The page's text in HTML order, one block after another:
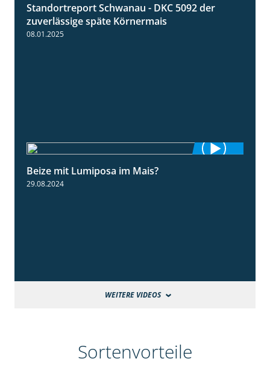
1:18
Standortreport Schwanau - DKC 5092 der
zuverlässige späte Körnermais
08.01.2025
Beize mit Lumiposa im Mais?
29.08.2024
WEITERE VIDEOS
Sortenvorteile